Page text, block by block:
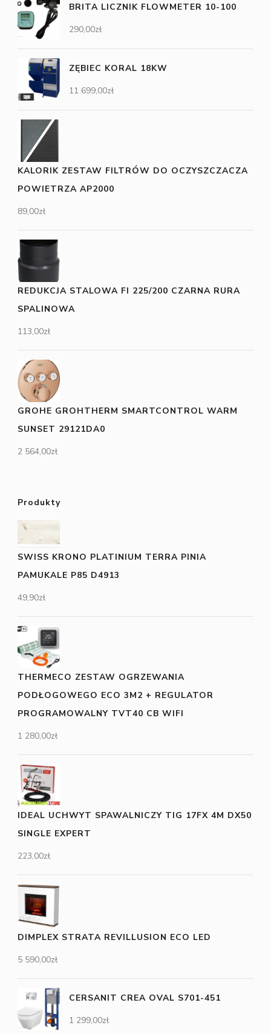
BRITA LICZNIK FLOWMETER 10-100
290,00zł
ZĘBIEC KORAL 18KW
11 699,00zł
KALORIK ZESTAW FILTRÓW DO OCZYSZCZACZA
POWIETRZA AP2000
89,00zł
REDUKCJA STALOWA FI 225/200 CZARNA RURA
SPALINOWA
113,00zł
GROHE GROHTHERM SMARTCONTROL WARM
SUNSET 29121DA0
2 564,00zł
Produkty
SWISS KRONO PLATINIUM TERRA PINIA
PAMUKALE P85 D4913
49,90zł
THERMECO ZESTAW OGRZEWANIA
PODŁOGOWEGO ECO 3M2 + REGULATOR
PROGRAMOWALNY TVT40 CB WIFI
1 280,00zł
IDEAL UCHWYT SPAWALNICZY TIG 17FX 4M DX50
SINGLE EXPERT
223,00zł
DIMPLEX STRATA REVILLUSION ECO LED
5 590,00zł
CERSANIT CREA OVAL S701-451
1 299,00zł